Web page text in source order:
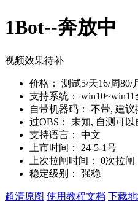
1Bot--奔放中
视频效果待补
价格：
测试5/天16/周80/
支持系统：
自带机器码：
不带, 建议
过OBS：
未知, 自测可以
支持语言：
中文
上市时间：
24-5-1号
上次拉闸时间：
0次拉闸
稳定级别：
强稳
超清原图 使用教程文档 下载